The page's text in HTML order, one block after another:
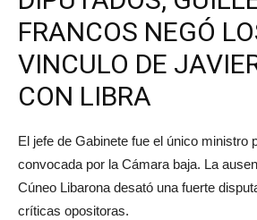
FRANCOS NEGÓ
VINCULO DE
CON LIBRA
El jefe de Gabinete fue el único ministro
convocada por la Cámara baja. La
Cúneo Libarona desató una fuerte
críticas opositoras.